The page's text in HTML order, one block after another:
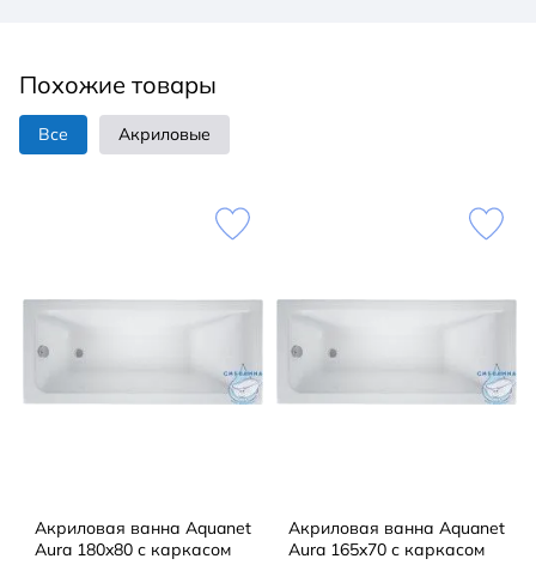
Похожие товары
Все Акриловые
Акриловая ванна Aquanet
Aura 180x80 с каркасом
Акриловая ванна Aquanet
Aura 165x70 с каркасом